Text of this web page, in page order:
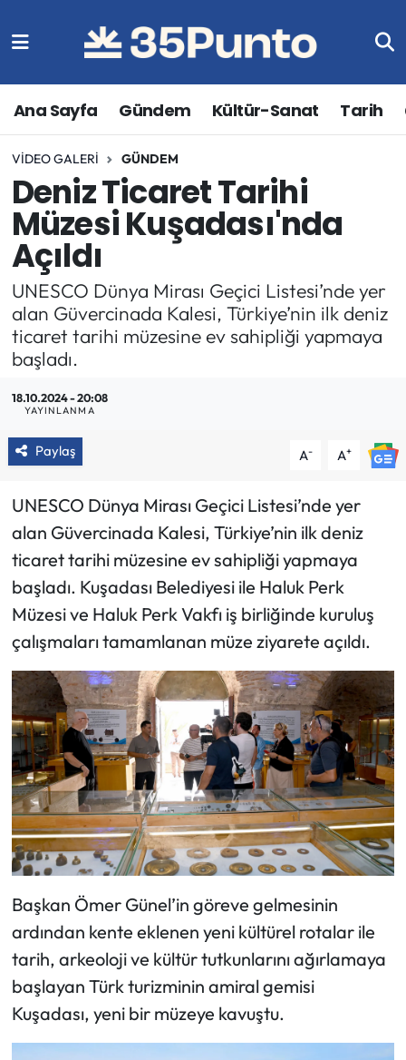
Ana Sayfa Gündem Kültür-Sanat Tarih
VIDEO GALERI GÜNDEM
Deniz Ticaret Tarihi
Müzesi Kuşadası'nda
Açıldı
UNESCO Dünya Mirası Geçici Listesi’nde yer
alan Güvercinada Kalesi, Türkiye’nin ilk deniz
ticaret tarihi müzesine ev sahipliği yapmaya
başladı.
18.10.2024 - 20:08
YAYINLANMA
Paylaş A- A+
UNESCO Dünya Mirası Geçici Listesi’nde yer
alan Güvercinada Kalesi, Türkiye’nin ilk deniz
ticaret tarihi müzesine ev sahipliği yapmaya
başladı. Kuşadası Belediyesi ile Haluk Perk
Müzesi ve Haluk Perk Vakfı iş birliğinde kuruluş
çalışmaları tamamlanan müze ziyarete açıldı.
Başkan Ömer Günel’in göreve gelmesinin
ardından kente eklenen yeni kültürel rotalar ile
tarih, arkeoloji ve kültür tutkunlarını ağırlamaya
başlayan Türk turizminin amiral gemisi
Kuşadası, yeni bir müzeye kavuştu.